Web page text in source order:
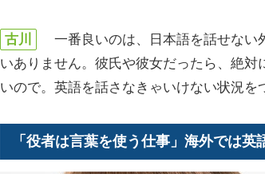
古川
一番良いのは、日本語を話せない
いありません。彼氏や彼女だったら、絶
いので。英語を話さなきゃいけない状況を
「役者は言葉を使う仕事」海外では